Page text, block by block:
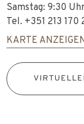
Samstag: 9:30
Tel. +351 213 170
KARTE